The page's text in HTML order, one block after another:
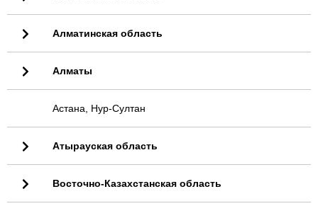
Алматинская область
Алматы
Астана, Нур-Султан
Атырауская область
Восточно-Казахстанская область